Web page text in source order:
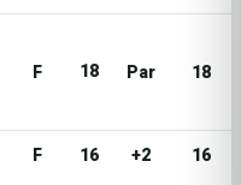
F 18 Par 18
F 16 +2 16